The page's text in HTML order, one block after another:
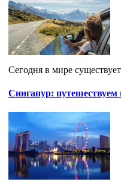
Сегодня в мире
Сингапур: